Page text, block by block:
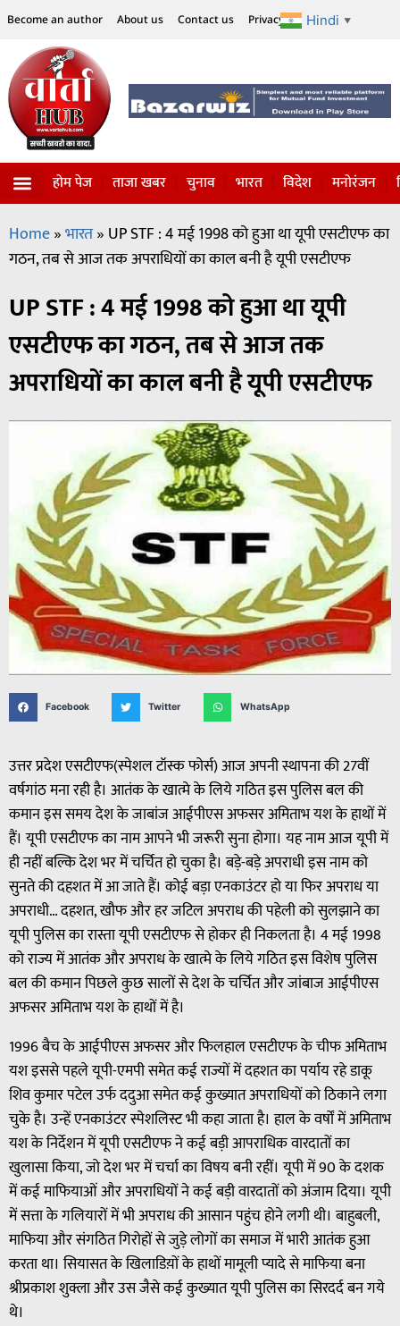
Become an author About us Contact us Privacy Policy Disclaimer
Hindi ▼
होम पेज ताजा खबर चुनाव भारत विदेश मनोरंजन
Home»भारत» UP STF : 4 मई 1998 को हुआ था यूपी एसटीएफ का
गठन, तब से आज तक अपराधियों का काल बनी है यूपी एसटीएफ
UP STF : 4 मई 1998 को हुआ था यूपी
एसटीएफ का गठन, तब से आज तक
अपराधियों का काल बनी है यूपी एसटीएफ
Facebook Twitter WhatsApp
उत्तर प्रदेश एसटीएफ(स्पेशल टॉस्क फोर्स) आज अपनी स्थापना की 27वीं
वर्षगांठ मना रही है। आतंक के खात्मे के लिये गठित इस पुलिस बल की
कमान इस समय देश के जाबांज आईपीएस अफसर अमिताभ यश के हाथों में
हैं। यूपी एसटीएफ का नाम आपने भी जरूरी सुना होगा। यह नाम आज यूपी में
ही नहीं बल्कि देश भर में चर्चित हो चुका है। बड़े-बड़े अपराधी इस नाम को
सुनते की दहशत में आ जाते हैं। कोई बड़ा एनकाउंटर हो या फिर अपराध या
अपराधी… दहशत, खौफ और हर जटिल अपराध की पहेली को सुलझाने का
यूपी पुलिस का रास्ता यूपी एसटीएफ से होकर ही निकलता है। 4 मई 1998
को राज्य में आतंक और अपराध के खात्मे के लिये गठित इस विशेष पुलिस
बल की कमान पिछले कुछ सालों से देश के चर्चित और जांबाज आईपीएस
अफसर अमिताभ यश के हाथों में है।
1996 बैच के आईपीएस अफसर और फिलहाल एसटीएफ के चीफ अमिताभ
यश इससे पहले यूपी-एमपी समेत कई राज्यों में दहशत का पर्याय रहे डाकू
शिव कुमार पटेल उर्फ ददुआ समेत कई कुख्यात अपराधियों को ठिकाने लगा
चुके है। उन्हें एनकाउंटर स्पेशलिस्ट भी कहा जाता है। हाल के वर्षों में अमिताभ
यश के निर्देशन में यूपी एसटीएफ ने कई बड़ी आपराधिक वारदातों का
खुलासा किया, जो देश भर में चर्चा का विषय बनी रहीं। यूपी में 90 के दशक
में कई माफियाओं और अपराधियों ने कई बड़ी वारदातों को अंजाम दिया। यूपी
में सत्ता के गलियारों में भी अपराध की आसान पहुंच होने लगी थी। बाहुबली,
माफिया और संगठित गिरोहों से जुड़े लोगों का समाज में भारी आतंक हुआ
करता था। सियासत के खिलाडिय़ों के हाथों मामूली प्यादे से माफिया बना
श्रीप्रकाश शुक्ला और उस जैसे कई कुख्यात यूपी पुलिस का सिरदर्द बन गये
थे।